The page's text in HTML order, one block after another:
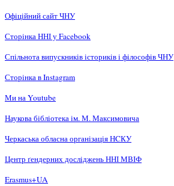
Офіційний сайт ЧНУ
Сторінка ННІ у Facebook
Спільнота випускників істориків і філософів ЧНУ
Сторінка в Instagram
Ми на Youtube
Наукова бібліотека ім. М. Максимовича
Черкаська обласна організація НCКУ
Центр ґендерних досліджень ННІ МВІФ
Erasmus+UA